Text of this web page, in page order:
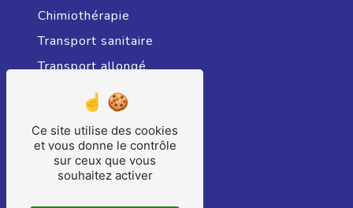
Chimiothérapie
Transport sanitaire
Transport allongé
Radiothérapie
Transport sanitaire assis
Hospitalisation
Ambulance
Ce site utilise des cookies
et vous donne le contrôle
sur ceux que vous
souhaitez activer